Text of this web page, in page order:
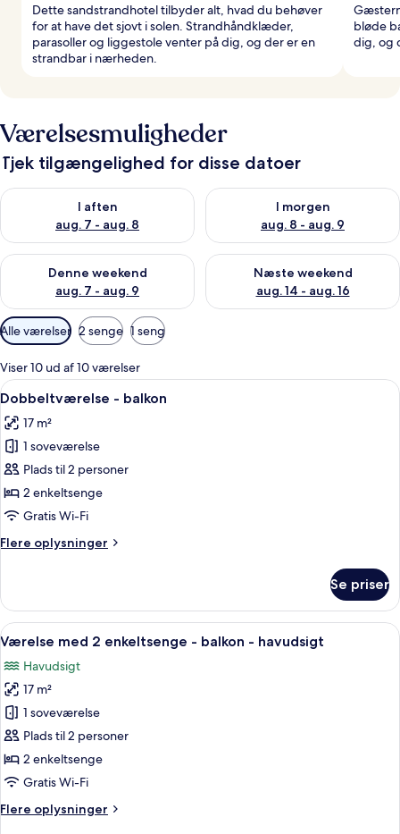
Dette sandstrandhotel tilbyder alt, hvad du behøver
for at have det sjovt i solen. Strandhåndklæder,
parasoller og liggestole venter på dig, og der er en
strandbar i nærheden.
bløde
dig, og
Værelsesmuligheder
Tjek tilgængelighed for disse datoer
I aften
aug. 7 - aug. 8
Tjek tilgængelighed for i aften aug. 7 - aug. 8
I morgen
aug. 8 - aug. 9
Tjek tilgængelighed for i
Denne weekend
aug. 7 - aug. 9
Tjek tilgængelighed for denne weekend aug. 7 - aug. 9
Næste weekend
aug. 14 - aug. 16
Tjek tilgængelighed for næste
Tilgængelige
filtre
for
værelser
Alle værelser 2 senge 1 seng
Viser 10 ud af 10 værelser
Indlæs
alle
billeder
af
Dobbeltværelse
-
balkon
Dobbeltværelse - balkon | Minibar,
7
Dobbeltværelse - balkon
17 m²
1 soveværelse
Plads til 2 personer
2 enkeltsenge
Gratis Wi-Fi
Flere oplysninger
Flere
-
balkon
Se priser
Indlæs
alle
billeder
af
Værelse
med
2
enkeltsenge
balkon
Værelse med 2 enkeltsenge -
4
Værelse med 2 enkeltsenge - balkon - havudsigt
Havudsigt
17 m²
1 soveværelse
Plads til 2 personer
2 enkeltsenge
Gratis Wi-Fi
Flere oplysninger
Flere